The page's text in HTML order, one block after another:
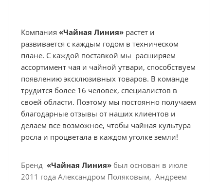
Компания «Чайная Линия»растет и
развивается с каждым годом в техническом
плане. С каждой поставкой мы расширяем
ассортимент чая и чайной утвари, способствуем
появлению эксклюзивных товаров. В команде
трудится более 16 человек, специалистов в
своей области. Поэтому мы постоянно получаем
благодарные отзывы от наших клиентов и
делаем все возможное, чтобы чайная культура
росла и процветала в каждом уголке земли!
Бренд «Чайная Линия»был основан в июле
2011 года Александром Поляковым, Андреем